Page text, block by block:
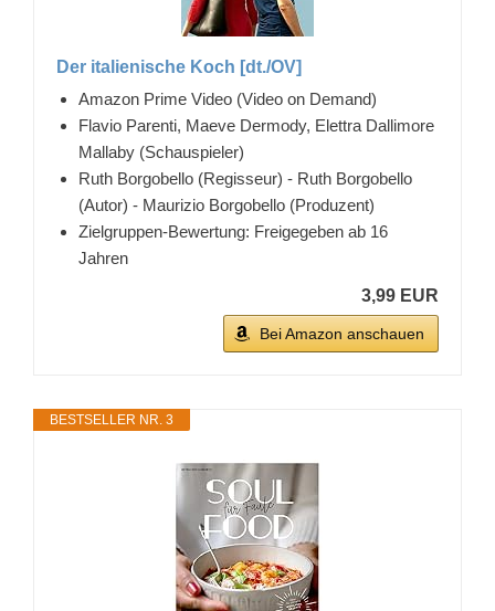
Der italienische Koch [dt./OV]
Amazon Prime Video (Video on Demand)
Flavio Parenti, Maeve Dermody, Elettra Dallimore
Mallaby (Schauspieler)
Ruth Borgobello (Regisseur) - Ruth Borgobello
(Autor) - Maurizio Borgobello (Produzent)
Zielgruppen-Bewertung: Freigegeben ab 16
Jahren
3,99 EUR
Bei Amazon anschauen
BESTSELLER NR. 3